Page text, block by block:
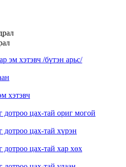
эм хэтэвч /бүтэн арьс/
хэтэвч
дотроо цах-тай ориг могой
дотроо цах-тай хүрэн
дотроо цах-тай хар хөх